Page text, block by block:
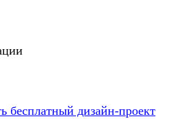
бесплатный дизайн-проект